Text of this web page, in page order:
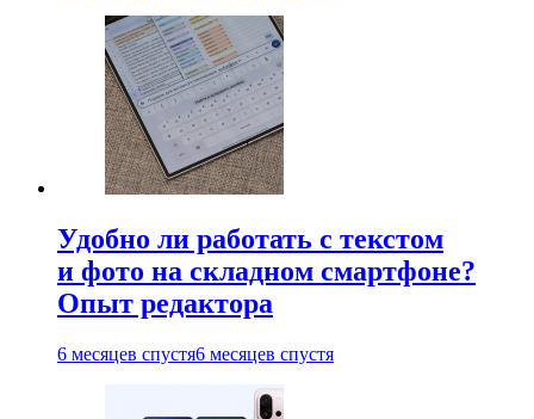
Удобно ли работать с текстом
и фото на складном смартфоне?
Опыт редактора
6 месяцев спустя6 месяцев спустя